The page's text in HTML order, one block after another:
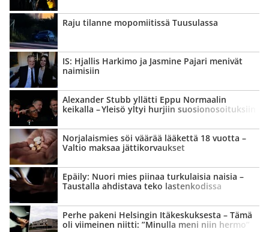
Raju tilanne mopomiitissä Tuusulassa
IS: Hjallis Harkimo ja Jasmine Pajari menivät
naimisiin
Alexander Stubb yllätti Eppu Normaalin
keikalla – Yleisö yltyi hurjiin suosion­osoituksiin
Norjalaismies söi väärää lääkettä 18 vuotta –
Valtio maksaa jätti­korvaukset
Epäily: Nuori mies piinaa turkulaisia naisia –
Taustalla ahdistava teko lastenkodissa
Perhe pakeni Helsingin Itäkeskuksesta – Tämä
oli viimeinen niitti: ”Minulla meni niin hermo”